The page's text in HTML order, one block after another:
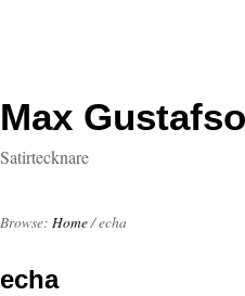
Max
Satirtecknare
Browse: Home/echa
echa